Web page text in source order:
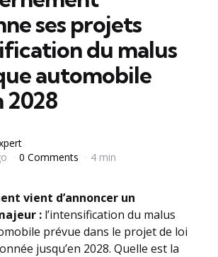
ses projets
du malus
automobile
2028
0 Comments 4 min
vient d’annoncer un
: l’intensification du malus
prévue dans le projet de loi
jusqu’en 2028. Quelle est la